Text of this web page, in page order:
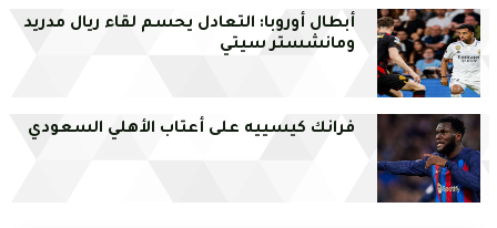
أبطال أوروبا: التعادل يحسم لقاء ريال مدريد
ومانشستر سيتي
فرانك كيسييه على أعتاب الأهلي السعودي